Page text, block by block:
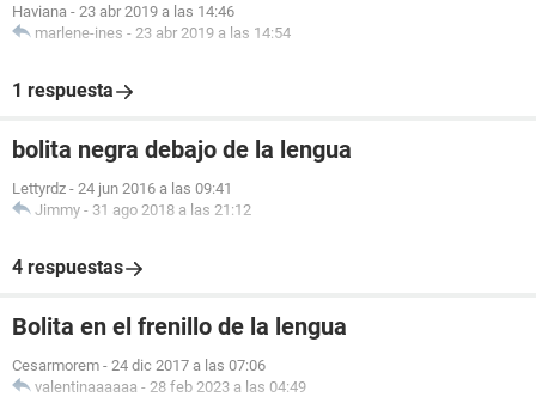
Haviana - 23 abr 2019 a las 14:46
marlene-ines - 23 abr 2019 a las 14:54
1 respuesta
bolita negra debajo de la lengua
Lettyrdz - 24 jun 2016 a las 09:41
Jimmy - 31 ago 2018 a las 21:12
4 respuestas
Bolita en el frenillo de la lengua
Cesarmorem - 24 dic 2017 a las 07:06
valentinaaaaaa - 28 feb 2023 a las 04:49